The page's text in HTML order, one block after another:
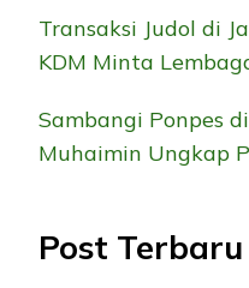
Transaksi Judol di
KDM Minta
Sambangi Ponpes
Muhaimin Ungkap
Post Terbaru